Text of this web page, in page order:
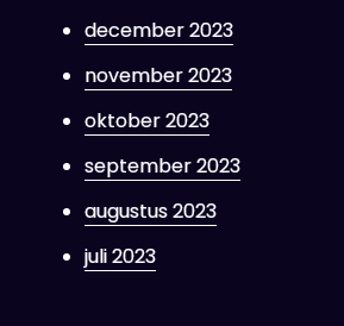
december 2023
november 2023
oktober 2023
september 2023
augustus 2023
juli 2023